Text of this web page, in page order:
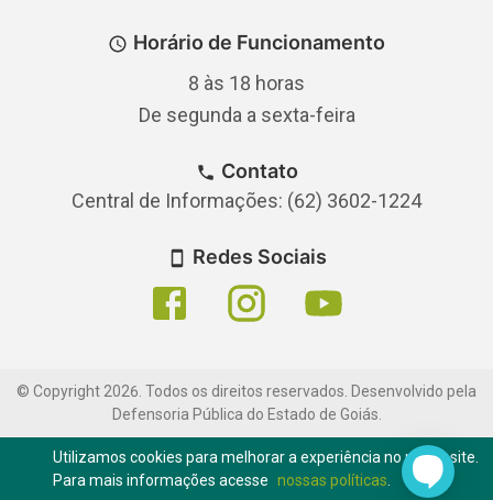
Horário de Funcionamento
8 às 18 horas
De segunda a sexta-feira
Contato
Central de Informações: (62) 3602-1224
Redes Sociais
© Copyright 2026 Todos os direitos reservados. Desenvolvido pela
Defensoria Pública do Estado de Goiás.
Utilizamos cookies para melhorar a experiência no nosso site.
Para mais informações acesse nossas políticas